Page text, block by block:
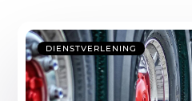
DIENSTVERLENING